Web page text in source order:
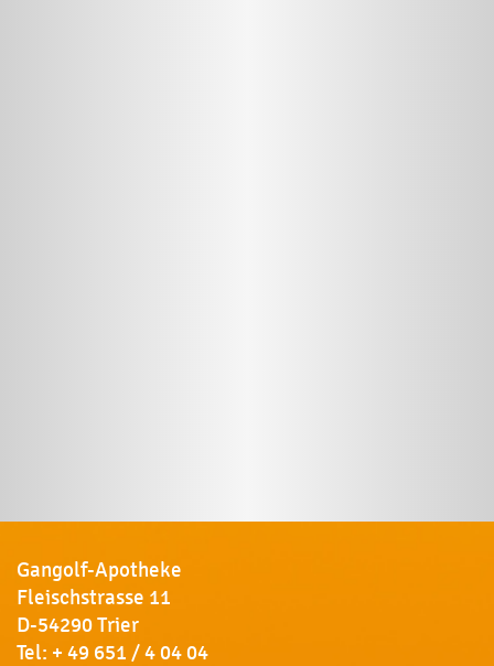
Gangolf-Apotheke
Fleischstrasse 11
D-54290 Trier
Tel: + 49 651 / 4 04 04